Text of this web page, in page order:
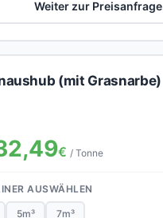
Weiter zur Preisanfrage
(mit Grasnarbe)
€ / Tonne
AUSWÄHLEN
5m³ 7m³